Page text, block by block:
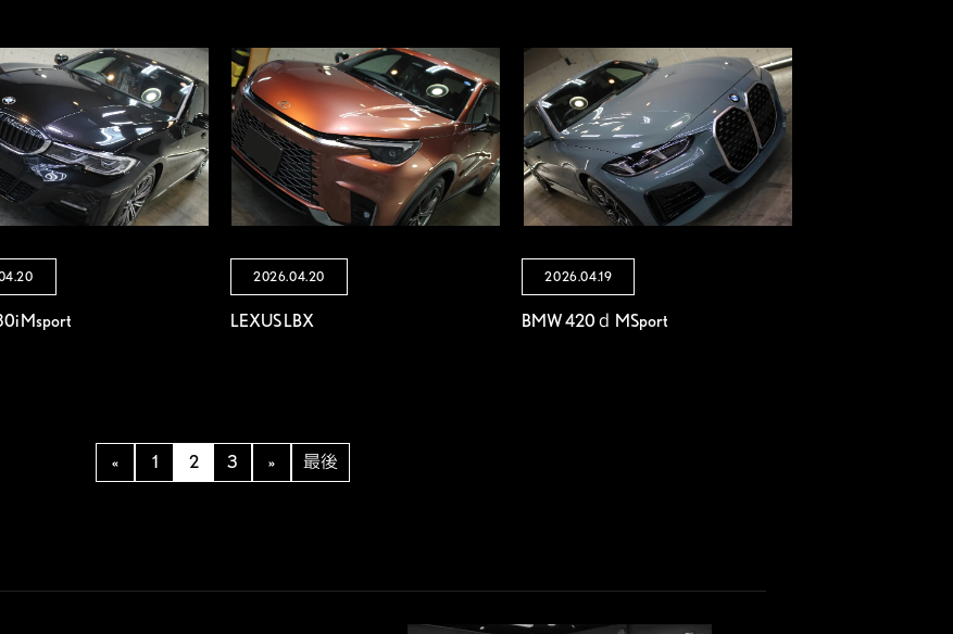
Msport
2026.04.20
LEXUS LBX
2026.04.19
BMW 420ｄ MSport
« 1 2 3 » 最後